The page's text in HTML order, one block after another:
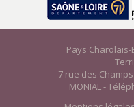
Pays
7 rue des Champs
MONIAL -